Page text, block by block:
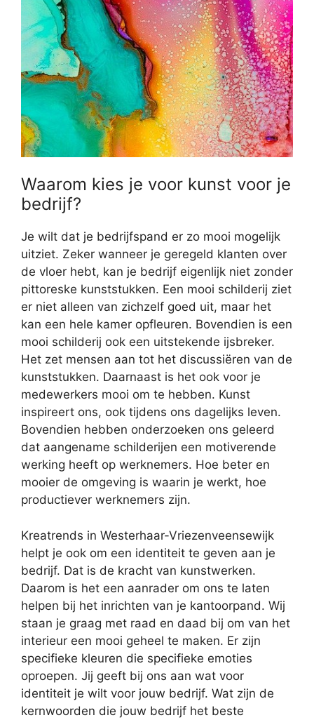
Waarom kies je voor kunst voor je
bedrijf?
Je wilt dat je bedrijfspand er zo mooi mogelijk
uitziet. Zeker wanneer je geregeld klanten over
de vloer hebt, kan je bedrijf eigenlijk niet zonder
pittoreske kunststukken. Een mooi schilderij ziet
er niet alleen van zichzelf goed uit, maar het
kan een hele kamer opfleuren. Bovendien is een
mooi schilderij ook een uitstekende ijsbreker.
Het zet mensen aan tot het discussiëren van de
kunststukken. Daarnaast is het ook voor je
medewerkers mooi om te hebben. Kunst
inspireert ons, ook tijdens ons dagelijks leven.
Bovendien hebben onderzoeken ons geleerd
dat aangename schilderijen een motiverende
werking heeft op werknemers. Hoe beter en
mooier de omgeving is waarin je werkt, hoe
productiever werknemers zijn.
Kreatrends in Westerhaar-Vriezenveensewijk
helpt je ook om een identiteit te geven aan je
bedrijf. Dat is de kracht van kunstwerken.
Daarom is het een aanrader om ons te laten
helpen bij het inrichten van je kantoorpand. Wij
staan je graag met raad en daad bij om van het
interieur een mooi geheel te maken. Er zijn
specifieke kleuren die specifieke emoties
oproepen. Jij geeft bij ons aan wat voor
identiteit je wilt voor jouw bedrijf. Wat zijn de
kernwoorden die jouw bedrijf het beste